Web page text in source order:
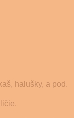
halušky, a pod.